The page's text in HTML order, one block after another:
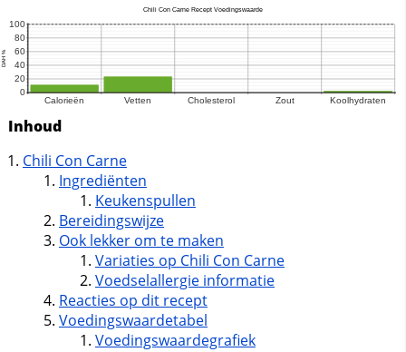
Inhoud
Chili Con Carne
Ingrediënten
Keukenspullen
Bereidingswijze
Ook lekker om te maken
Variaties op Chili Con Carne
Voedselallergie informatie
Reacties op dit recept
Voedingswaardetabel
Voedingswaardegrafiek